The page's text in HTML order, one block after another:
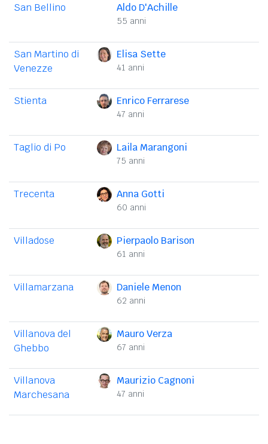
San Bellino Aldo D'Achille
55 anni
San Martino di
Venezze
Elisa Sette
41 anni
Stienta Enrico Ferrarese
47 anni
Taglio di Po Laila Marangoni
75 anni
Trecenta Anna Gotti
60 anni
Villadose Pierpaolo Barison
61 anni
Villamarzana Daniele Menon
62 anni
Villanova del
Ghebbo
Mauro Verza
67 anni
Villanova
Marchesana
Maurizio Cagnoni
47 anni